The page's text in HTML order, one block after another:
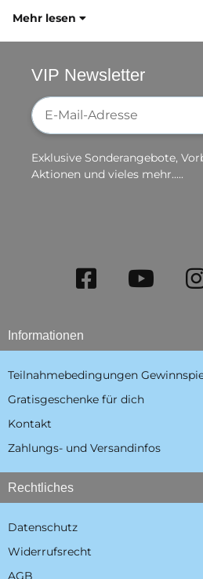
Mehr lesen
VIP Newsletter
Newsletter-Registrierung
Exklusive Sonderangebote,
Aktionen und vieles mehr.....
Informationen
Teilnahmebedingungen
Gratisgeschenke für dich
Kontakt
Zahlungs- und Versandinfos
Rechtliches
Datenschutz
Widerrufsrecht
AGB